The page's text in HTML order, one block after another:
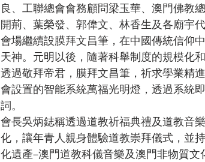
良、工聯總會會務顧問梁玉華、澳門佛教
開荊、葉榮發、郭偉文、林香生及各廟宇代
會場繼續設膜拜文昌筆，在中國傳統信仰
天神。元明以後，隨著科舉制度的規模化
透過敬拜帝君，膜拜文昌筆，祈求學業精
會設置的智能系統萬福光明燈，透過系統
詞。
會長吳炳鋕稱透過道教祈福典禮及道教音
化，讓年青人親身體驗道教崇拜儀式，並
化遺產–澳門道教科儀音樂及澳門非物質